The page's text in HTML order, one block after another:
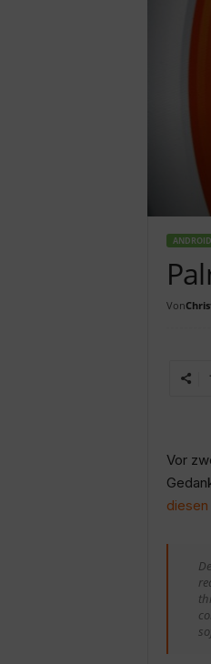
ANDROID
Von
Vor